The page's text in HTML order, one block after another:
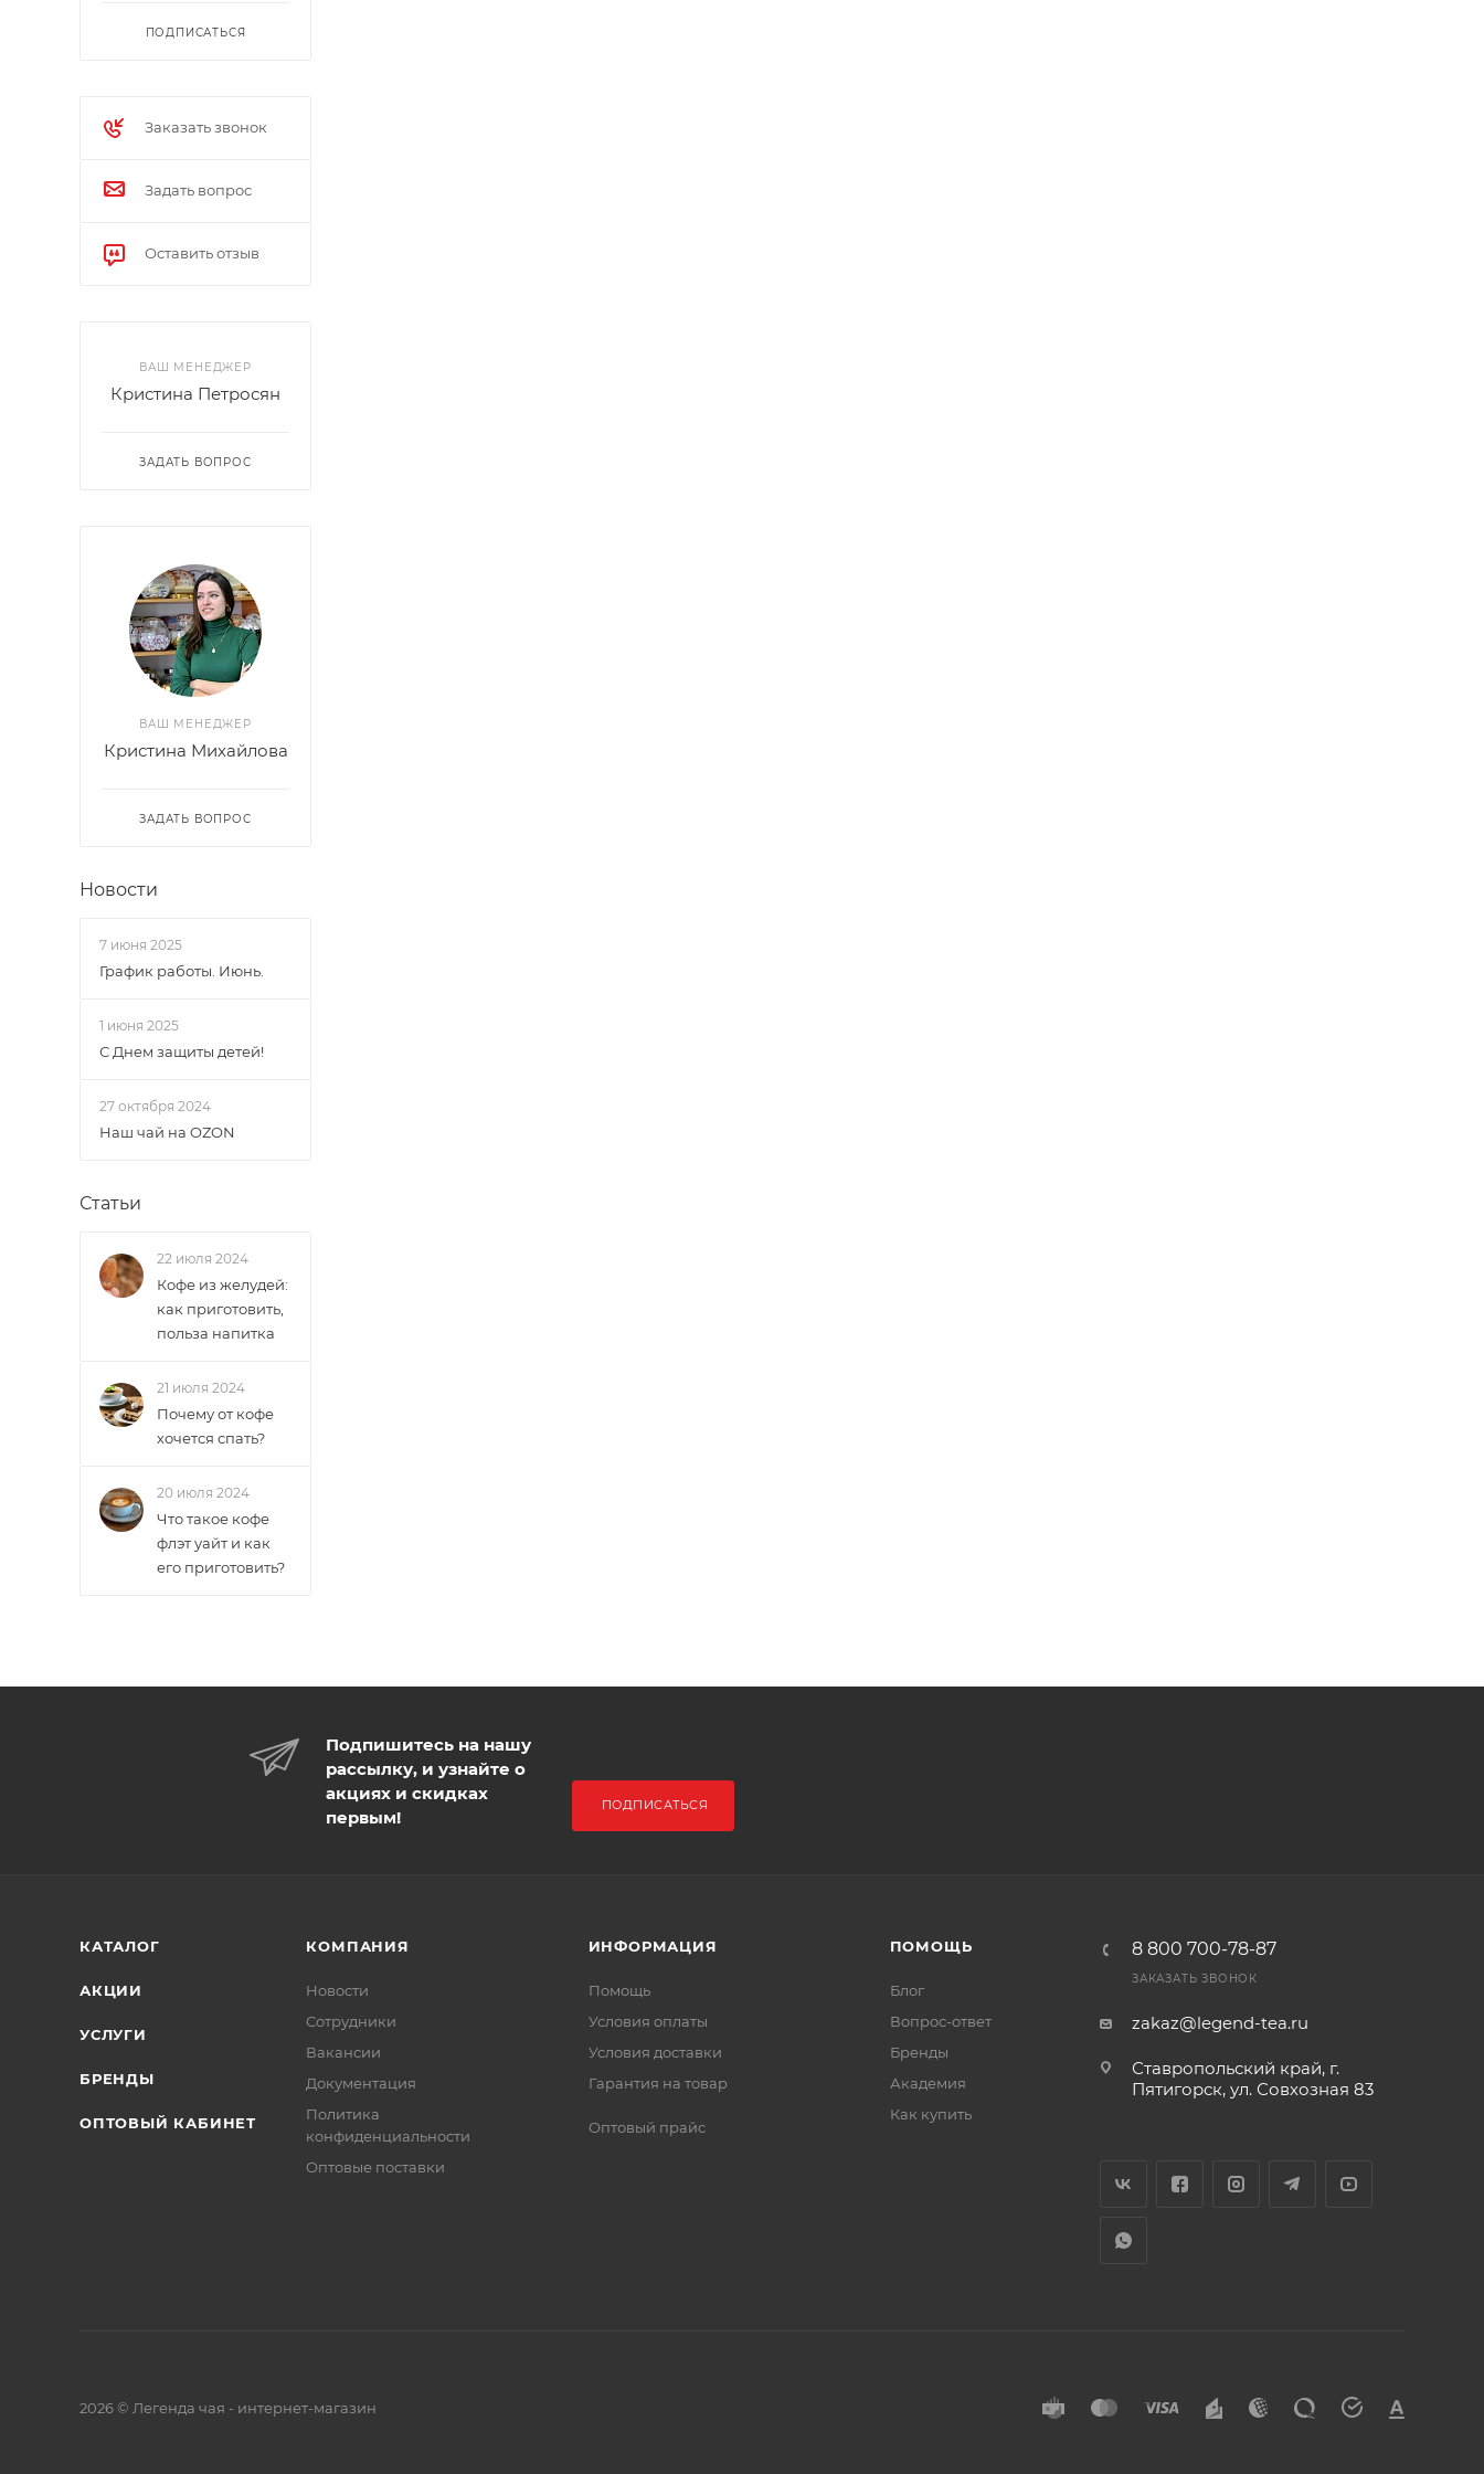
ПОДПИСАТЬСЯ
Заказать звонок
Задать вопрос
Оставить отзыв
ВАШ МЕНЕДЖЕР
Кристина Петросян
ЗАДАТЬ ВОПРОС
ВАШ МЕНЕДЖЕР
Кристина Михайлова
ЗАДАТЬ ВОПРОС
Новости
7 июня 2025
График работы. Июнь.
1 июня 2025
С Днем защиты детей!
27 октября 2024
Наш чай на OZON
Статьи
22 июля 2024
Кофе из желудей:
как приготовить,
польза напитка
21 июля 2024
Почему от кофе
хочется спать?
20 июля 2024
Что такое кофе
флэт уайт и как
его приготовить?
Подпишитесь на нашу
рассылку, и узнайте о
акциях и скидках
первым!
ПОДПИСАТЬСЯ
КАТАЛОГ
АКЦИИ
УСЛУГИ
БРЕНДЫ
ОПТОВЫЙ КАБИНЕТ
КОМПАНИЯ
Новости
Сотрудники
Вакансии
Документация
Политика
конфиденциальности
Оптовые поставки
ИНФОРМАЦИЯ
Помощь
Условия оплаты
Условия доставки
Гарантия на товар
Оптовый прайс
ПОМОЩЬ
Блог
Вопрос-ответ
Бренды
Академия
Как купить
8 800 700-78-87
ЗАКАЗАТЬ ЗВОНОК
zakaz@legend-tea.ru
Ставропольский край, г.
Пятигорск, ул. Совхозная 83
2026 © Легенда чая - интернет-магазин